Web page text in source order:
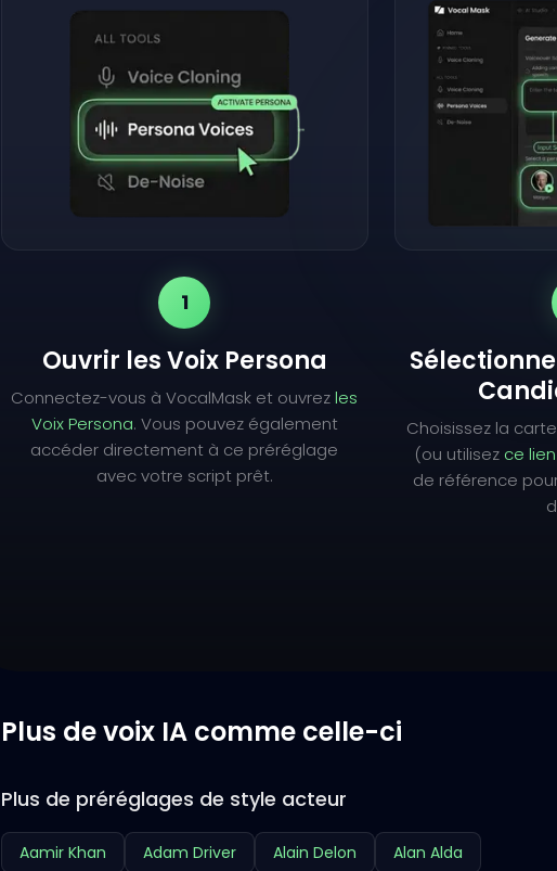
1
Ouvrir les Voix Persona
Connectez-vous à VocalMask et ouvrezles
Voix Persona. Vous pouvez également
accéder directement à ce préréglage
avec votre script prêt.
Choisissez la
(ou utilisez ce
de référence
Plus de voix IA comme celle-ci
Plus de préréglages de style acteur
Aamir Khan Adam Driver Alain Delon Alan Alda